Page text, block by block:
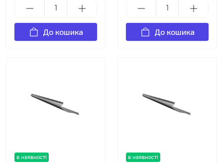
До кошика До кошика
в наявності в наявності